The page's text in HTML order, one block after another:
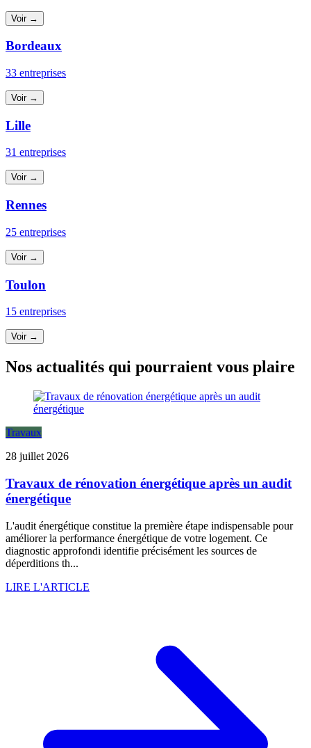
Voir →
Bordeaux
33 entreprises
Voir →
Lille
31 entreprises
Voir →
Rennes
25 entreprises
Voir →
Toulon
15 entreprises
Voir →
Nos actualités qui pourraient vous plaire
Travaux
28 juillet 2026
Travaux de rénovation énergétique après un audit
énergétique
L'audit énergétique constitue la première étape indispensable pour
améliorer la performance énergétique de votre logement. Ce
diagnostic approfondi identifie précisément les sources de
déperditions th...
LIRE L'ARTICLE